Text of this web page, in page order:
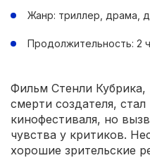
Жанр: триллер, драма,
Продолжительность: 2
Фильм Стенли
смерти создателя,
кинофестиваля, но
чувства у критиков.
хорошие зрительские